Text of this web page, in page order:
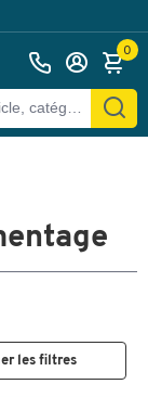
0
les filtres